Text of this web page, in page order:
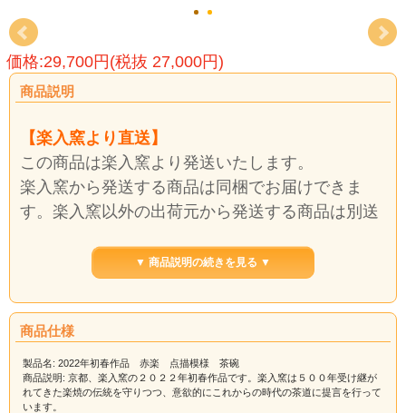
価格:29,700円(税抜 27,000円)
商品説明
【楽入窯より直送】
この商品は楽入窯より発送いたします。
楽入窯から発送する商品は同梱でお届けできま
す。楽入窯以外の出荷元から発送する商品は別送
送料は自動計算できない場合がございますので、
赤楽に細かい点描の丸紋を書き込みました。
繊細な技法をお楽しみください
【サイズ】 径11.8cm ×高8.5cm
▼ 商品説明の続きを見る ▼
商品仕様
製品名: 2022年初春作品 赤楽 点描模様 茶碗
商品説明: 京都、楽入窯の２０２２年初春作品です。楽入窯は５００年受け継が
れてきた楽焼の伝統を守りつつ、意欲的にこれからの時代の茶道に提言を行って
います。